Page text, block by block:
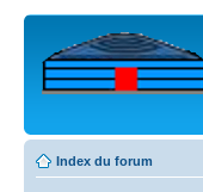
Index du forum